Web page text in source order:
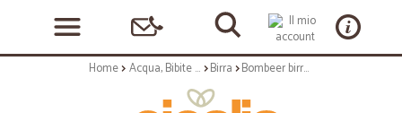
Home Acqua, Bibite e Alcolici Birra Bombeer birra rosa cl.33 vap 5°